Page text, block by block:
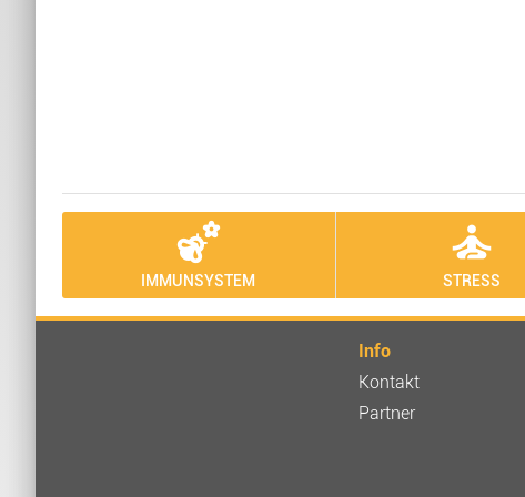
emoji_nature
IMMUNSYSTEM
self_improvement
STRESS
Info
Kontakt
Partner